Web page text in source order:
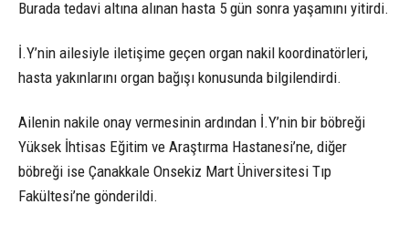
Burada tedavi altına alınan hasta 5 gün sonra yaşamını yitirdi.
İ.Y’nin ailesiyle iletişime geçen organ nakil koordinatörleri,
hasta yakınlarını organ bağışı konusunda bilgilendirdi.
Ailenin nakile onay vermesinin ardından İ.Y’nin bir böbreği
Yüksek İhtisas Eğitim ve Araştırma Hastanesi’ne, diğer
böbreği ise Çanakkale Onsekiz Mart Üniversitesi Tıp
Fakültesi’ne gönderildi.